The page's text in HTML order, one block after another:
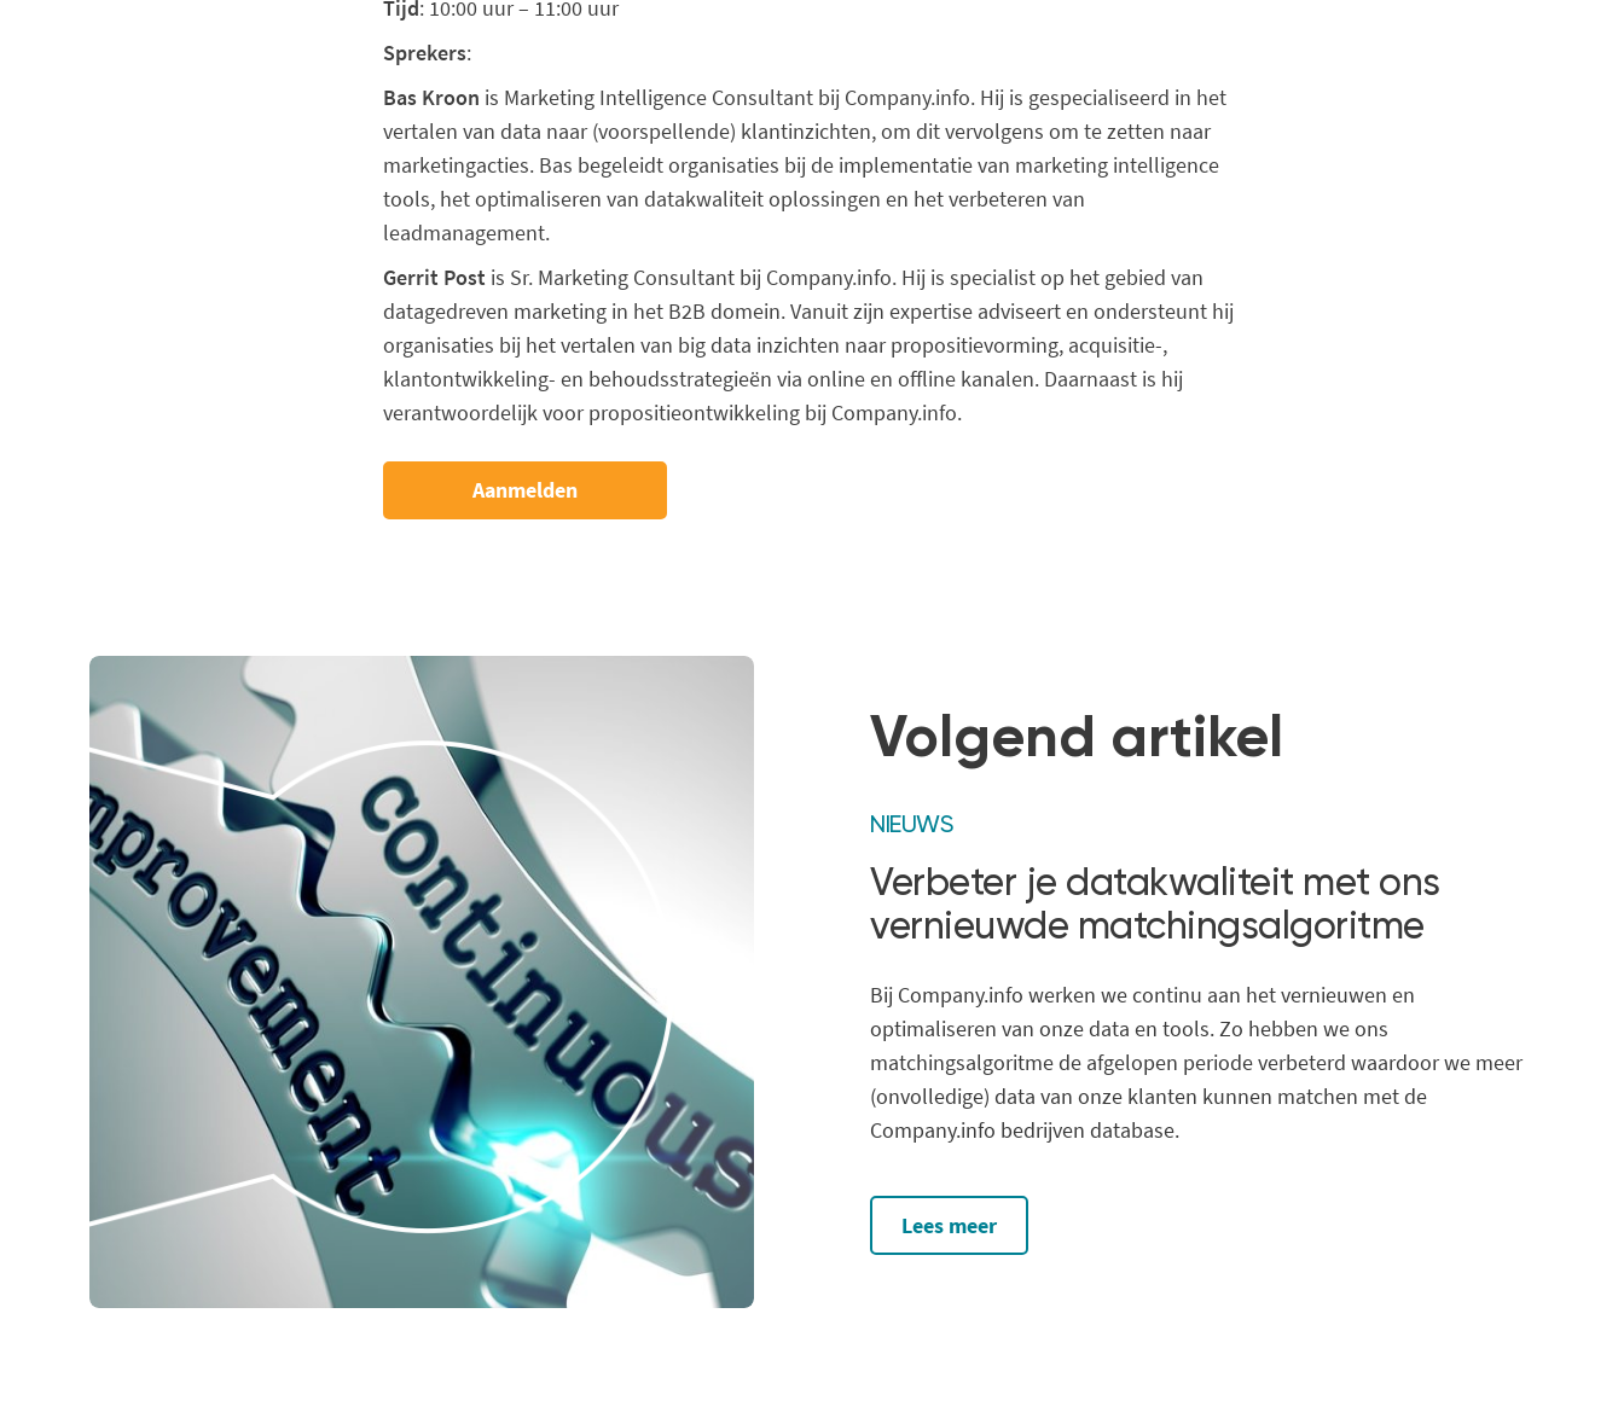
Tijd: 10:00 uur – 11:00 uur
Sprekers:
Bas Kroon is Marketing Intelligence Consultant bij Company.info. Hij is gespecialiseerd in het
vertalen van data naar (voorspellende) klantinzichten, om dit vervolgens om te zetten naar
marketingacties. Bas begeleidt organisaties bij de implementatie van marketing intelligence
tools, het optimaliseren van datakwaliteit oplossingen en het verbeteren van
leadmanagement.
Gerrit Post is Sr. Marketing Consultant bij Company.info. Hij is specialist op het gebied van
datagedreven marketing in het B2B domein. Vanuit zijn expertise adviseert en ondersteunt hij
organisaties bij het vertalen van big data inzichten naar propositievorming, acquisitie-,
klantontwikkeling- en behoudsstrategieën via online en offline kanalen. Daarnaast is hij
verantwoordelijk voor propositieontwikkeling bij Company.info.
Aanmelden
Volgend artikel
NIEUWS
Verbeter je datakwaliteit met ons
vernieuwde matchingsalgoritme
Bij Company.info werken we continu aan het vernieuwen en
optimaliseren van onze data en tools. Zo hebben we ons
matchingsalgoritme de afgelopen periode verbeterd waardoor we meer
(onvolledige) data van onze klanten kunnen matchen met de
Company.info bedrijven database.
Lees meer